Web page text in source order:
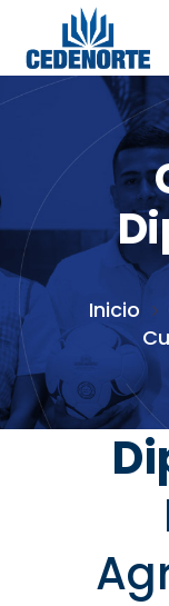
Inicio